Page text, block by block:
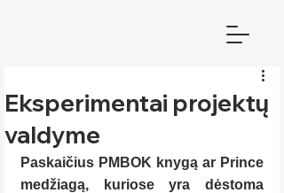
Eksperimentai projektų
valdyme
Paskaičius PMBOK knygą ar Prince
medžiagą, kuriose yra dėstoma